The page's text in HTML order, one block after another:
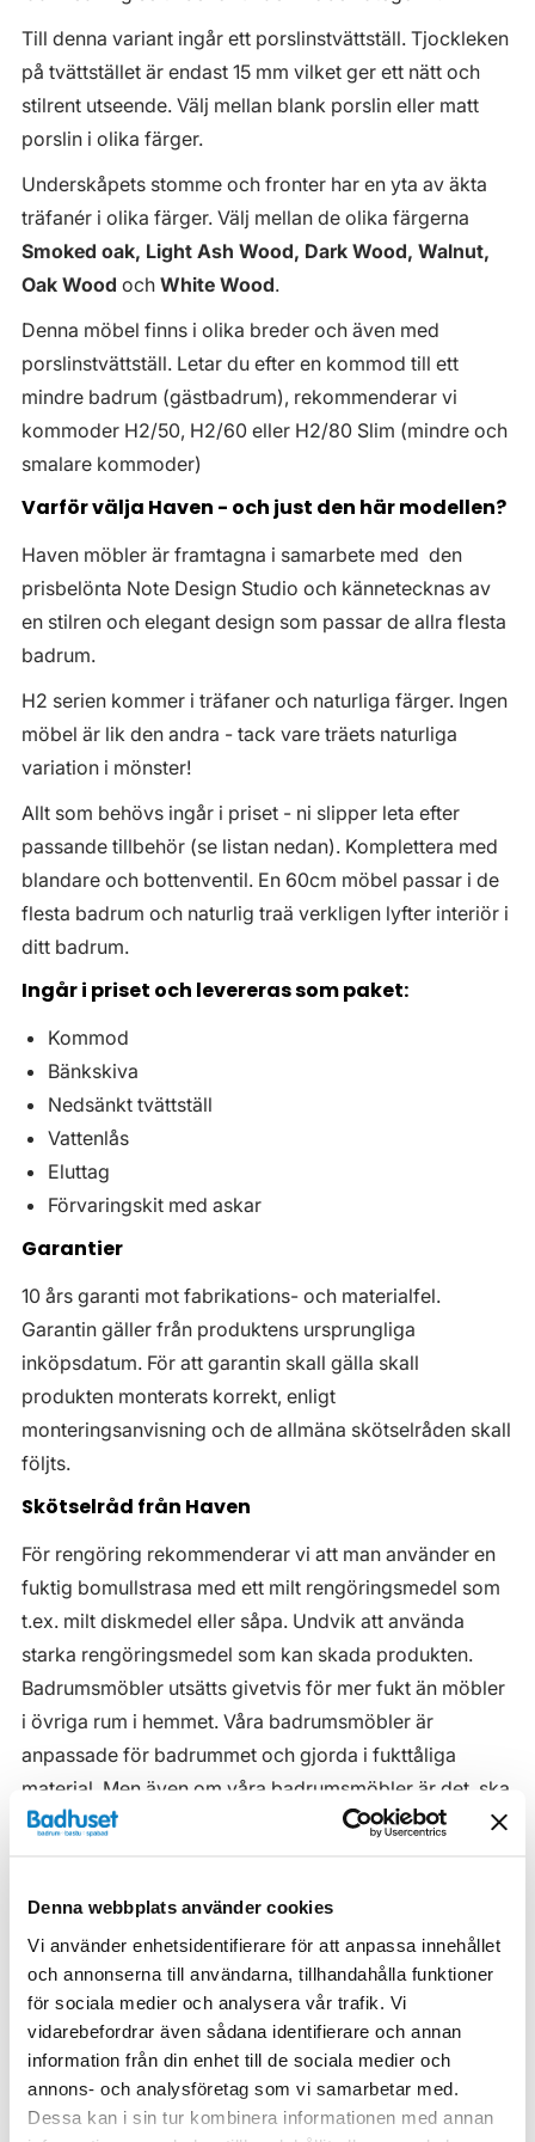
Denna webbplats använder cookies
Vi använder enhetsidentifierare för att anpassa innehållet
och annonserna till användarna, tillhandahålla funktioner
för sociala medier och analysera vår trafik. Vi
vidarebefordrar även sådana identifierare och annan
information från din enhet till de sociala medier och
annons- och analysföretag som vi samarbetar med.
Dessa kan i sin tur kombinera informationen med annan
Till denna variant ingår ett porslinstvättställ. Tjockleken
på tvättstället är endast 15 mm vilket ger ett nätt och
stilrent utseende. Välj mellan blank porslin eller matt
porslin i olika färger.
Underskåpets stomme och fronter har en yta av äkta
träfanér i olika färger. Välj mellan de olika färgerna
Smoked oak, Light Ash Wood, Dark Wood, Walnut,
Oak Wood och White Wood.
Denna möbel finns i olika breder och även med
porslinstvättställ. Letar du efter en kommod till ett
mindre badrum (gästbadrum), rekommenderar vi
kommoder H2/50, H2/60 eller H2/80 Slim (mindre och
smalare kommoder)
Varför välja Haven - och just den här modellen?
Haven möbler är framtagna i samarbete med den
prisbelönta Note Design Studio och kännetecknas av
en stilren och elegant design som passar de allra flesta
badrum.
H2 serien kommer i träfaner och naturliga färger. Ingen
möbel är lik den andra - tack vare träets naturliga
variation i mönster!
Allt som behövs ingår i priset - ni slipper leta efter
passande tillbehör (se listan nedan). Komplettera med
blandare och bottenventil. En 60cm möbel passar i de
flesta badrum och naturlig traä verkligen lyfter interiör i
ditt badrum.
Ingår i priset och levereras som paket:
Kommod
Bänkskiva
Nedsänkt tvättställ
Vattenlås
Eluttag
Förvaringskit med askar
Garantier
10 års garanti mot fabrikations- och materialfel.
Garantin gäller från produktens ursprungliga
inköpsdatum. För att garantin skall gälla skall
produkten monterats korrekt, enligt
monteringsanvisning och de allmäna skötselråden skall
följts.
Skötselråd från Haven
För rengöring rekommenderar vi att man använder en
fuktig bomullstrasa med ett milt rengöringsmedel som
t.ex. milt diskmedel eller såpa. Undvik att använda
starka rengöringsmedel som kan skada produkten.
Badrumsmöbler utsätts givetvis för mer fukt än möbler
i övriga rum i hemmet. Våra badrumsmöbler är
anpassade för badrummet och gjorda i fukttåliga
material. Men även om våra badrumsmöbler är det, ska
de inte utsättas för vatten eller extremt hög
Tänk på att se till att ventilationen är god och att
möblerna placeras på ett sådant avstånd från
badkar/dusch att vatten inte kan skvätta direkt på
möbeln. Blöta fläckar, även vanligt vatten, torkas upp
så snart som möjligt.
Haven H2 Serie
Haven H2 Kommoder